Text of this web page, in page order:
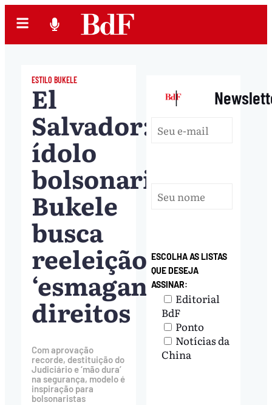
ESTILO BUKELE
El
Salvador:
ídolo
bolsonarista,
Bukele
busca
reeleição
‘esmagando’
direitos
Com aprovação
recorde, destituição do
Judiciário e ‘mão dura’
na segurança, modelo é
inspiração para
bolsonaristas
|
ESCOLHA AS LISTAS
QUE DESEJA
ASSINAR:
Editorial
BdF
Ponto
Notícias da
China